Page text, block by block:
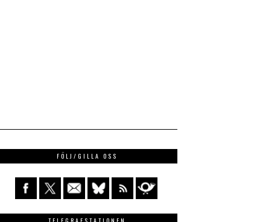
FÖLJ/GILLA OSS